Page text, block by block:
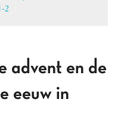
2
advent en de
eeuw in